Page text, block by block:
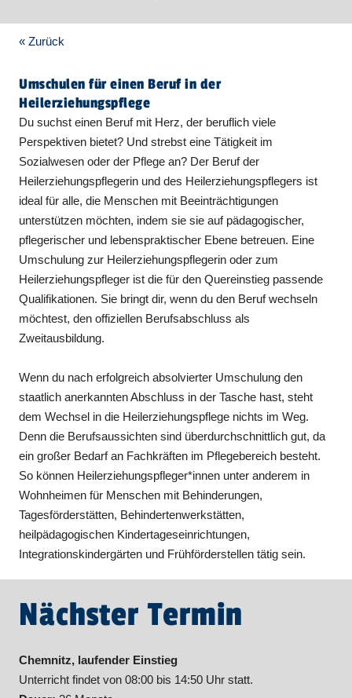
« Zurück
Umschulen für einen Beruf in der
Heilerziehungspflege
Du suchst einen Beruf mit Herz, der beruflich viele
Perspektiven bietet? Und strebst eine Tätigkeit im
Sozialwesen oder der Pflege an? Der Beruf der
Heilerziehungspflegerin und des Heilerziehungspflegers ist
ideal für alle, die Menschen mit Beeinträchtigungen
unterstützen möchten, indem sie sie auf pädagogischer,
pflegerischer und lebenspraktischer Ebene betreuen. Eine
Umschulung zur Heilerziehungspflegerin oder zum
Heilerziehungspfleger ist die für den Quereinstieg passende
Qualifikationen. Sie bringt dir, wenn du den Beruf wechseln
möchtest, den offiziellen Berufsabschluss als
Zweitausbildung.
Wenn du nach erfolgreich absolvierter Umschulung den
staatlich anerkannten Abschluss in der Tasche hast, steht
dem Wechsel in die Heilerziehungspflege nichts im Weg.
Denn die Berufsaussichten sind überdurchschnittlich gut, da
ein großer Bedarf an Fachkräften im Pflegebereich besteht.
So können Heilerziehungspfleger*innen unter anderem in
Wohnheimen für Menschen mit Behinderungen,
Tagesförderstätten, Behindertenwerkstätten,
heilpädagogischen Kindertageseinrichtungen,
Integrationskindergärten und Frühförderstellen tätig sein.
Nächster Termin
Chemnitz, laufender Einstieg
Unterricht findet von 08:00 bis 14:50 Uhr statt.